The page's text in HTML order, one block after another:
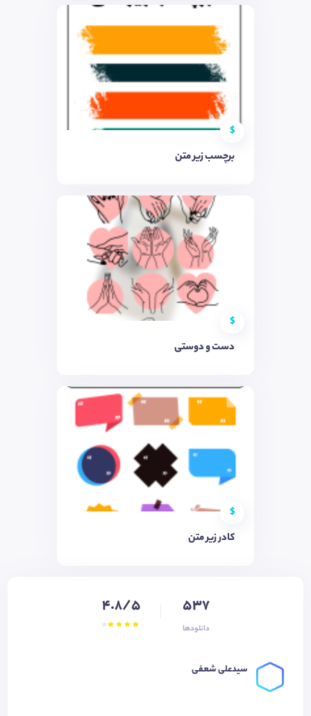
$
برچسب زیر متن
$
دست و دوستی
$
کادر زیر متن
537
دانلودها
4.8/5
سیدعلی شعفی